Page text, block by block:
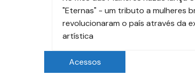
"Eternas" - um tributo a mulheres
revolucionaram o país através da
artística
Acessos